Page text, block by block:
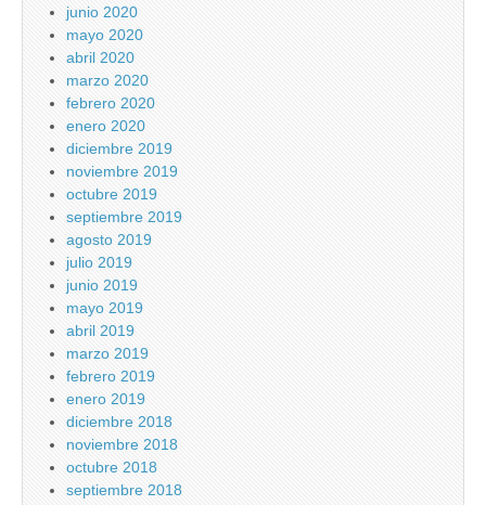
junio 2020
mayo 2020
abril 2020
marzo 2020
febrero 2020
enero 2020
diciembre 2019
noviembre 2019
octubre 2019
septiembre 2019
agosto 2019
julio 2019
junio 2019
mayo 2019
abril 2019
marzo 2019
febrero 2019
enero 2019
diciembre 2018
noviembre 2018
octubre 2018
septiembre 2018